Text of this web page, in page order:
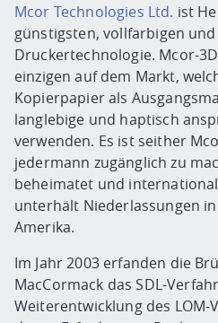
Mcor Technologies Ltd. ist
günstigsten, vollfarbigen
Druckertechnologie. Mcor-
einzigen auf dem Markt,
Kopierpapier als
langlebige und haptisch
verwenden. Es ist seither
jedermann zugänglich zu
beheimatet und
unterhält Niederlassungen
Amerika.
Im Jahr 2003 erfanden die
MacCormack das SDL-
Weiterentwicklung des